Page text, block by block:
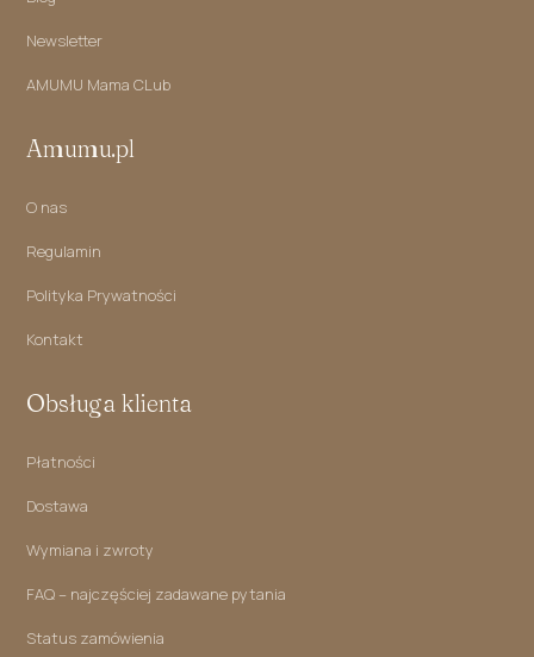
Newsletter
AMUMU Mama CLub
Amumu.pl
O nas
Regulamin
Polityka Prywatności
Kontakt
Obsługa klienta
Płatności
Dostawa
Wymiana i zwroty
FAQ – najczęściej zadawane pytania
Status zamówienia